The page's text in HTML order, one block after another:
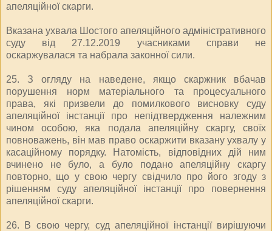
апеляційної скарги.
Вказана ухвала Шостого апеляційного адміністративного
суду від 27.12.2019 учасниками справи не
оскаржувалася та набрала законної сили.
25. З огляду на наведене, якщо скаржник вбачав
порушення норм матеріального та процесуального
права, які призвели до помилкового висновку суду
апеляційної інстанції про непідтвердження належним
чином особою, яка подала апеляційну скаргу, своїх
повноважень, він мав право оскаржити вказану ухвалу у
касаційному порядку. Натомість, відповідних дій ним
вчинено не було, а було подано апеляційну скаргу
повторно, що у свою чергу свідчило про його згоду з
рішенням суду апеляційної інстанції про повернення
апеляційної скарги.
26. В свою чергу, суд апеляційної інстанції вирішуючи